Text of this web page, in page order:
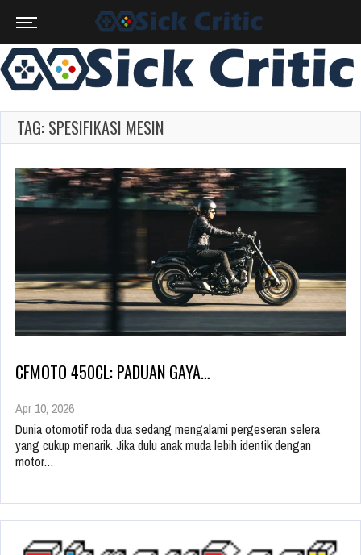
TAG: SPESIFIKASI MESIN
CFMOTO 450CL: PADUAN GAYA…
Apr 10, 2026
Dunia otomotif roda dua sedang mengalami pergeseran selera
yang cukup menarik. Jika dulu anak muda lebih identik dengan
motor…